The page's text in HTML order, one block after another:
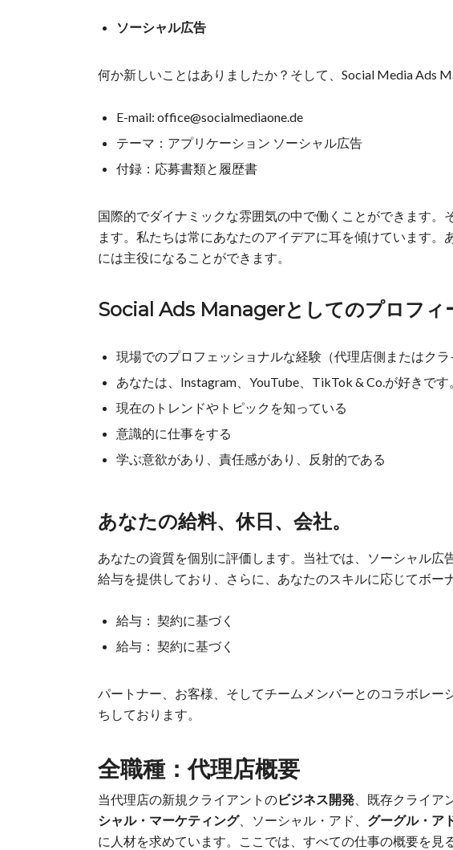
ソーシャル広告
何か新しいことはありましたか？そして、Social Media Ads
E-mail: office@socialmediaone.de
テーマ：アプリケーション ソーシャル広告
付録：応募書類と履歴書
国際的でダイナミックな雰囲気の中で働くことができます
ます。私たちは常にあなたのアイデアに耳を傾けています
には主役になることができます。
Social Ads Managerとしてのプロフィ
現場でのプロフェッショナルな経験（代理店側またはクラ
あなたは、Instagram、YouTube、TikTok & Co.が好きです
現在のトレンドやトピックを知っている
意識的に仕事をする
学ぶ意欲があり、責任感があり、反射的である
あなたの給料、休日、会社。
あなたの資質を個別に評価します。当社では、ソーシャル
給与を提供しており、さらに、あなたのスキルに応じてボー
給与： 契約に基づく
給与： 契約に基づく
パートナー、お客様、そしてチームメンバーとのコラボレー
ちしております。
全職種：代理店概要
当代理店の新規クライアントのビジネス開発 、既存クライア
シャル・マーケティング、ソーシャル・アド、 グーグル・ア
に人材を求めています。ここでは、すべての仕事の概要を見